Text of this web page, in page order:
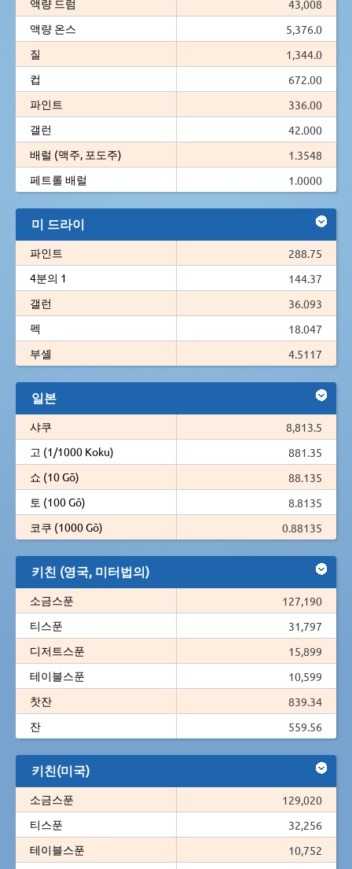
액량 드럼
43,008
액량 온스
5,376.0
질
1,344.0
컵
672.00
파인트
336.00
갤런
42.000
배럴 (맥주, 포도주)
1.3548
페트롤 배럴
1.0000
미 드라이
파인트
288.75
4분의 1
144.37
갤런
36.093
펙
18.047
부셸
4.5117
일본
샤쿠
8,813.5
고 (1/1000 Koku)
881.35
쇼 (10 Gō)
88.135
토 (100 Gō)
8.8135
코쿠 (1000 Gō)
0.88135
키친 (영국, 미터법의)
소금스푼
127,190
티스푼
31,797
디저트스푼
15,899
테이블스푼
10,599
찻잔
839.34
잔
559.56
키친(미국)
소금스푼
129,020
티스푼
32,256
테이블스푼
10,752